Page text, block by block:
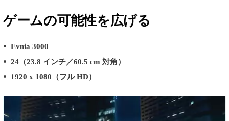
ゲームの可能性を広げる
Evnia 3000
24（23.8 インチ／60.5 cm 対角）
1920 x 1080（フル HD）